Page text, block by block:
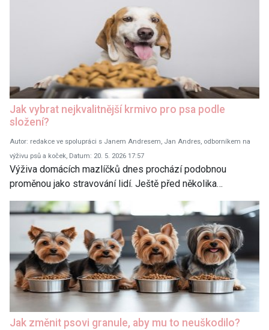
Jak vybrat nejkvalitnější krmivo pro psa podle
složení?
Autor: redakce ve spolupráci s Janem Andresem, Jan Andres, odborníkem na
výživu psů a koček, Datum: 20. 5. 2026 17:57
Výživa domácích mazlíčků dnes prochází podobnou
proměnou jako stravování lidí. Ještě před několika…
Jak změnit psovi granule, aby mu to neuškodilo?